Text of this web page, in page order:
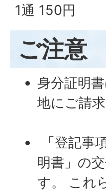
1通 150円
ご注意
身分証明
地にご請
「登記事
明書」の
す。 これ